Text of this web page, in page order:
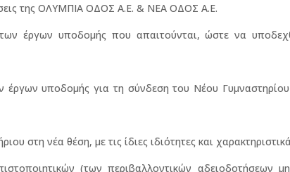
της ΟΛΥΜΠΙΑ ΟΔΟΣ Α.Ε. & ΝΕΑ ΟΔΟΣ Α.Ε.
έργων υποδομής που απαιτούνται, ώστε να
έργων υποδομής για τη σύνδεση του Νέου
στη νέα θέση, με τις ίδιες ιδιότητες και
(των περιβαλλοντικών αδειοδοτήσεων